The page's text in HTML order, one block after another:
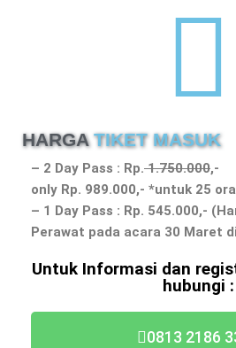
HARGATIKET MASUK
– 2 Day Pass : Rp.1.750.000,-
only Rp. 989.000,- *untuk 25
– 1 Day Pass : Rp. 545.000,-
Perawat pada acara 30 Maret
Untuk Informasi dan
hubungi :
0813 2186